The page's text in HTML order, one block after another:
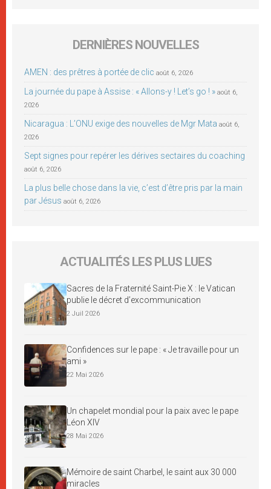
DERNIÈRES NOUVELLES
AMEN : des prêtres à portée de clic août 6, 2026
La journée du pape à Assise : « Allons-y ! Let’s go ! » août 6,
2026
Nicaragua : L’ONU exige des nouvelles de Mgr Mata août 6,
2026
Sept signes pour repérer les dérives sectaires du coaching
août 6, 2026
La plus belle chose dans la vie, c’est d’être pris par la main
par Jésus août 6, 2026
ACTUALITÉS LES PLUS LUES
Sacres de la Fraternité Saint-Pie X : le Vatican
publie le décret d’excommunication
2 Juil 2026
Confidences sur le pape : « Je travaille pour un
ami »
22 Mai 2026
Un chapelet mondial pour la paix avec le pape
Léon XIV
28 Mai 2026
Mémoire de saint Charbel, le saint aux 30 000
miracles